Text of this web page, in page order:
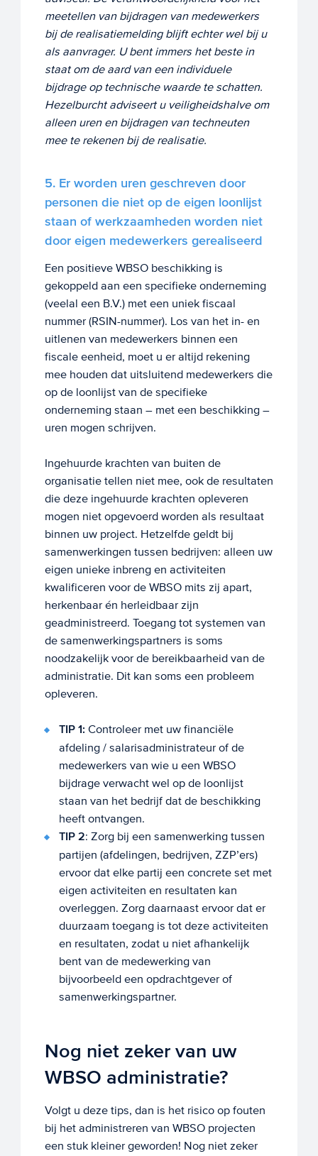
meetellen van bijdragen van medewerkers
bij de realisatiemelding blijft echter wel bij u
als aanvrager. U bent immers het beste in
staat om de aard van een individuele
bijdrage op technische waarde te schatten.
Hezelburcht adviseert u veiligheidshalve om
alleen uren en bijdragen van techneuten
mee te rekenen bij de realisatie.
5. Er worden uren geschreven door
personen die niet op de eigen loonlijst
staan of werkzaamheden worden niet
door eigen medewerkers gerealiseerd
Een positieve WBSO beschikking is
gekoppeld aan een specifieke onderneming
(veelal een B.V.) met een uniek fiscaal
nummer (RSIN-nummer). Los van het in- en
uitlenen van medewerkers binnen een
fiscale eenheid, moet u er altijd rekening
mee houden dat uitsluitend medewerkers die
op de loonlijst van de specifieke
onderneming staan – met een beschikking –
uren mogen schrijven.
Ingehuurde krachten van buiten de
organisatie tellen niet mee, ook de resultaten
die deze ingehuurde krachten opleveren
mogen niet opgevoerd worden als resultaat
binnen uw project. Hetzelfde geldt bij
samenwerkingen tussen bedrijven: alleen uw
eigen unieke inbreng en activiteiten
kwalificeren voor de WBSO mits zij apart,
herkenbaar én herleidbaar zijn
geadministreerd. Toegang tot systemen van
de samenwerkingspartners is soms
noodzakelijk voor de bereikbaarheid van de
administratie. Dit kan soms een probleem
opleveren.
TIP 1: Controleer met uw financiële
afdeling / salarisadministrateur of de
medewerkers van wie u een WBSO
bijdrage verwacht wel op de loonlijst
staan van het bedrijf dat de beschikking
heeft ontvangen.
TIP 2: Zorg bij een samenwerking tussen
partijen (afdelingen, bedrijven, ZZP’ers)
ervoor dat elke partij een concrete set met
eigen activiteiten en resultaten kan
overleggen. Zorg daarnaast ervoor dat er
duurzaam toegang is tot deze activiteiten
en resultaten, zodat u niet afhankelijk
bent van de medewerking van
bijvoorbeeld een opdrachtgever of
samenwerkingspartner.
Nog niet zeker van uw
WBSO administratie?
Volgt u deze tips, dan is het risico op fouten
bij het administreren van WBSO projecten
een stuk kleiner geworden! Nog niet zeker